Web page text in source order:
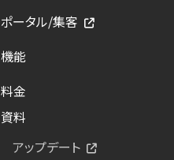
ポータル/集客
機能
料金
資料
アップデート